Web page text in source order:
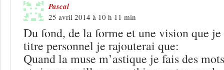
Pascal
25 avril 2014 à 10 h 11 min
Du fond, de la forme et une vision que
titre personnel je rajouterai que:
Quand la muse m’astique je fais des